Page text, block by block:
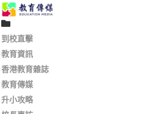
到校直擊
教育資訊
香港教育雜誌
教育傳媒
升小攻略